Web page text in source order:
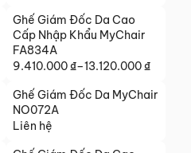
từ
11.259.000 ₫
đến
14.820.000 ₫
Ghế Giám Đốc Da Cao
Cấp Nhập Khẩu MyChair
FA834A
9.410.000₫–13.120.000₫
Khoảng
giá:
từ
9.410.000 ₫
Ghế Giám Đốc Da MyChair
NO072A
Liên hệ